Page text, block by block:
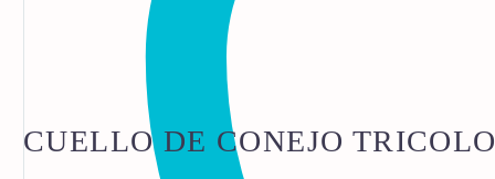
CUELLO DE CONEJO